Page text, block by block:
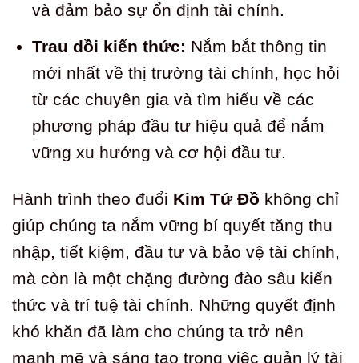
và đảm bảo sự ổn định tài chính.
Trau dồi kiến thức: Nắm bắt thông tin
mới nhất về thị trường tài chính, học hỏi
từ các chuyên gia và tìm hiểu về các
phương pháp đầu tư hiệu quả để nắm
vững xu hướng và cơ hội đầu tư.
Hành trình theo đuổi Kim Tứ Đồ không chỉ
giúp chúng ta nắm vững bí quyết tăng thu
nhập, tiết kiệm, đầu tư và bảo vệ tài chính,
mà còn là một chặng đường đào sâu kiến
thức và trí tuệ tài chính. Những quyết định
khó khăn đã làm cho chúng ta trở nên
mạnh mẽ và sáng tạo trong việc quản lý tài